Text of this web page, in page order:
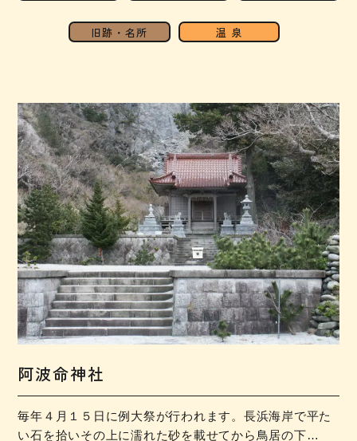
旧跡・名所 温 泉
阿波命神社
毎年４月１５日に例大祭が行われます。長浜海岸で平た
い石を拾いその上に濡れた砂を載せてから鳥居の下…